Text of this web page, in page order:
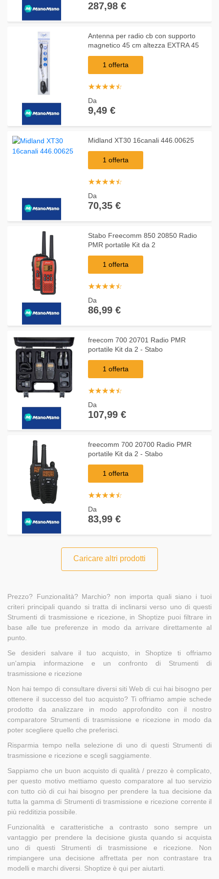
287,98 €
Antenna per radio cb con supporto
magnetico 45 cm altezza EXTRA 45
1 offerta
☆☆☆☆☆
★★★★★
Da
9,49 €
Midland XT30 16canali 446.00625
1 offerta
☆☆☆☆☆
★★★★★
Da
70,35 €
Stabo Freecomm 850 20850 Radio
PMR portatile Kit da 2
1 offerta
☆☆☆☆☆
★★★★★
Da
86,99 €
freecom 700 20701 Radio PMR
portatile Kit da 2 - Stabo
1 offerta
☆☆☆☆☆
★★★★★
Da
107,99 €
freecomm 700 20700 Radio PMR
portatile Kit da 2 - Stabo
1 offerta
☆☆☆☆☆
★★★★★
Da
83,99 €
Caricare altri prodotti
Prezzo? Funzionalità? Marchio? non importa quali siano i tuoi
criteri principali quando si tratta di inclinarsi verso uno di questi
Strumenti di trasmissione e ricezione, in Shoptize puoi filtrare in
base alle tue preferenze in modo da arrivare direttamente al
punto.
Se desideri salvare il tuo acquisto, in Shoptize ti offriamo
un'ampia informazione e un confronto di Strumenti di
trasmissione e ricezione
Non hai tempo di consultare diversi siti Web di cui hai bisogno per
ottenere il successo del tuo acquisto? Ti offriamo ampie schede
prodotto da analizzare in modo approfondito con il nostro
comparatore Strumenti di trasmissione e ricezione in modo da
poter scegliere quello che preferisci.
Risparmia tempo nella selezione di uno di questi Strumenti di
trasmissione e ricezione e scegli saggiamente.
Sappiamo che un buon acquisto di qualità / prezzo è complicato,
per questo motivo mettiamo questo comparatore al tuo servizio
con tutto ciò di cui hai bisogno per prendere la tua decisione da
tutta la gamma di Strumenti di trasmissione e ricezione corrente il
più redditizia possibile.
Funzionalità e caratteristiche a contrasto sono sempre un
vantaggio per prendere la decisione giusta quando si acquista
uno di questi Strumenti di trasmissione e ricezione. Non
rimpiangere una decisione affrettata per non contrastare tra
modelli e marchi diversi. Shoptize è qui per aiutarti.